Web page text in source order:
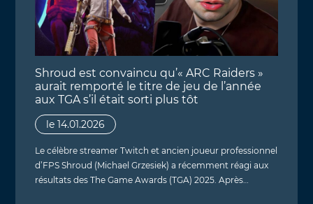
Shroud est convaincu qu’« ARC Raiders »
aurait remporté le titre de jeu de l’année
aux TGA s’il était sorti plus tôt
le 14.01.2026
Le célèbre streamer Twitch et ancien joueur professionnel
d’FPS Shroud (Michael Grzesiek) a récemment réagi aux
résultats des The Game Awards (TGA) 2025. Après…